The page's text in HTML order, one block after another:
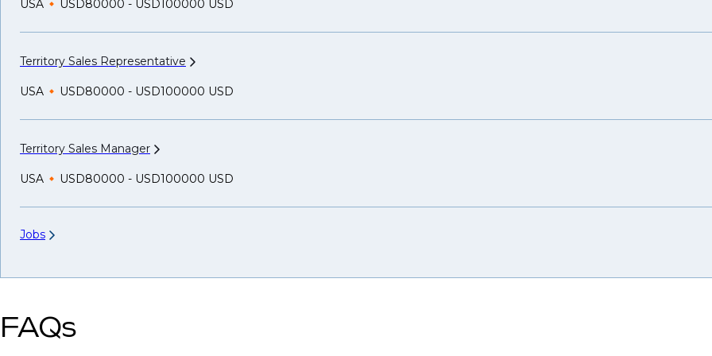
USA USD80000 - USD100000 USD
Territory Sales Representative
USA USD80000 - USD100000 USD
Territory Sales Manager
USA USD80000 - USD100000 USD
Jobs
FAQs